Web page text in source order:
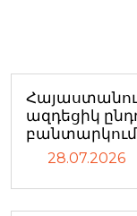
ազդեցիկ
բանտարկում
28.07.2026